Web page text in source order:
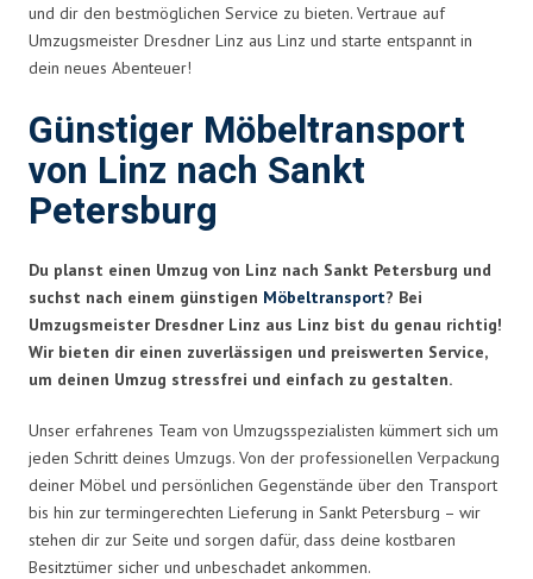
und dir den bestmöglichen Service zu bieten. Vertraue auf
Umzugsmeister Dresdner Linz aus Linz und starte entspannt in
dein neues Abenteuer!
Günstiger Möbeltransport
von Linz nach Sankt
Petersburg
Du planst einen Umzug von Linz nach Sankt Petersburg und
suchst nach einem günstigen Möbeltransport? Bei
Umzugsmeister Dresdner Linz aus Linz bist du genau richtig!
Wir bieten dir einen zuverlässigen und preiswerten Service,
um deinen Umzug stressfrei und einfach zu gestalten.
Unser erfahrenes Team von Umzugsspezialisten kümmert sich um
jeden Schritt deines Umzugs. Von der professionellen Verpackung
deiner Möbel und persönlichen Gegenstände über den Transport
bis hin zur termingerechten Lieferung in Sankt Petersburg – wir
stehen dir zur Seite und sorgen dafür, dass deine kostbaren
Besitztümer sicher und unbeschadet ankommen.